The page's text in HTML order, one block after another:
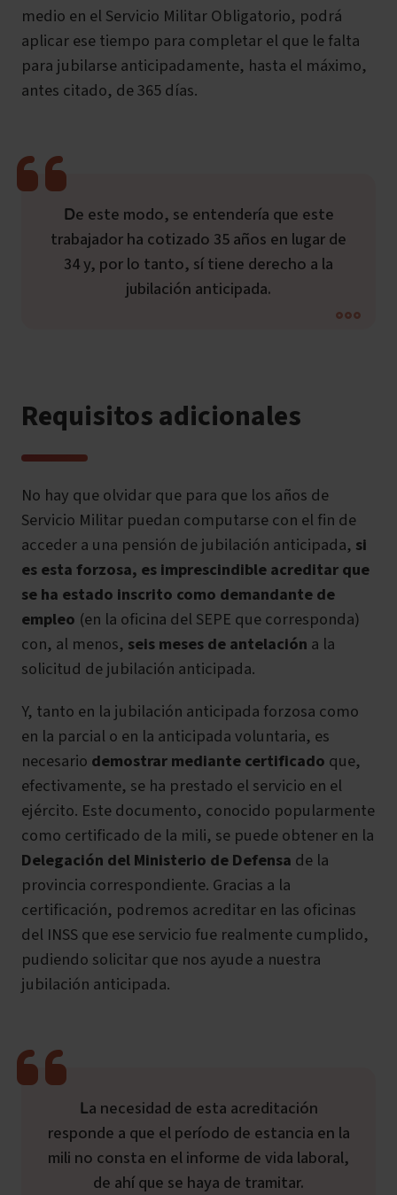
medio en el Servicio Militar Obligatorio, podrá
aplicar ese tiempo para completar el que le falta
para jubilarse anticipadamente, hasta el máximo,
antes citado, de 365 días.
De este modo, se entendería que este
trabajador ha cotizado 35 años en lugar de
34 y, por lo tanto, sí tiene derecho a la
jubilación anticipada.
Requisitos adicionales
No hay que olvidar que para que los años de
Servicio Militar puedan computarse con el fin de
acceder a una pensión de jubilación anticipada, si
es estaforzosa, es imprescindible acreditar que
se ha estado inscrito como demandante de
empleo (en la oficina del SEPE que corresponda)
con, al menos, seis meses de antelación a la
solicitud de jubilación anticipada.
Y, tanto en la jubilación anticipada forzosa como
en la parcial o en la anticipada voluntaria, es
necesario demostrar mediante certificado que,
efectivamente, se ha prestado el servicio en el
ejército. Este documento, conocido popularmente
como certificado de la mili, se puede obtener en la
Delegación del Ministerio de Defensa de la
provincia correspondiente. Gracias a la
certificación, podremos acreditar en las oficinas
del INSS que ese servicio fue realmente cumplido,
pudiendo solicitar que nos ayude a nuestra
jubilación anticipada.
La necesidad de esta acreditación
responde a que el período de estancia en la
mili no consta en el informe de vida laboral,
de ahí que se haya de tramitar.